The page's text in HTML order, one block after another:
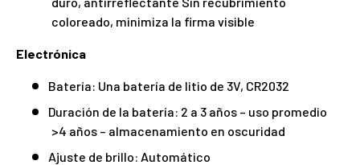
coloreado, minimiza la firma visible
Electrónica
Batería: Una batería de litio de 3V, CR2032
Duración de la batería: 2 a 3 años – uso promedio
>4 años – almacenamiento en oscuridad
Ajuste de brillo: Automático